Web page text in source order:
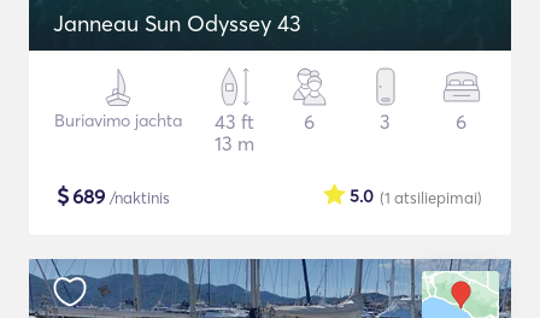
Janneau Sun Odyssey 43
Buriavimo jachta
43 ft
13 m
6 3 6
$689 /naktinis (1 atsiliepimai)
5.0